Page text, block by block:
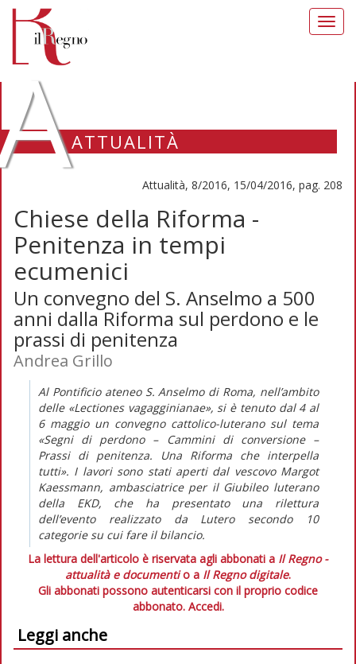
ATTUALITÀ
Attualità, 8/2016, 15/04/2016, pag. 208
Chiese della Riforma -
Penitenza in tempi
ecumenici
Un convegno del S. Anselmo a 500
anni dalla Riforma sul perdono e le
prassi di penitenza
Andrea Grillo
Al Pontificio ateneo S. Anselmo di Roma, nell’ambito
delle «Lectiones vagagginianae», si è tenuto dal 4 al
6 maggio un convegno cattolico-luterano sul tema
«Segni di perdono – Cammini di conversione –
Prassi di penitenza. Una Riforma che interpella
tutti». I lavori sono stati aperti dal vescovo Margot
Kaessmann, ambasciatrice per il Giubileo luterano
della EKD, che ha presentato una rilettura
dell’evento realizzato da Lutero secondo 10
categorie su cui fare il bilancio.
La lettura dell'articolo è riservata agli abbonati a Il Regno -
attualità e documentio a Il Regno digitale.
Gli abbonati possono autenticarsi con il proprio codice
abbonato. Accedi.
Leggi anche